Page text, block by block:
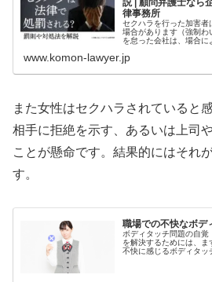
律事務所
セクハラを行った加害者
場合があります（強制
を怠った会社は、場合に
合の立場ごとの対処法を
www.komon-lawyer.jp
また女性はセクハラされていると
相手に拒絶を示す、あるいは上司
ことが懸命です。結果的にはそれ
す。
職場での不快なボデ
ボディタッチ問題の自
を解決するためには、
不快に感じるボディタッ